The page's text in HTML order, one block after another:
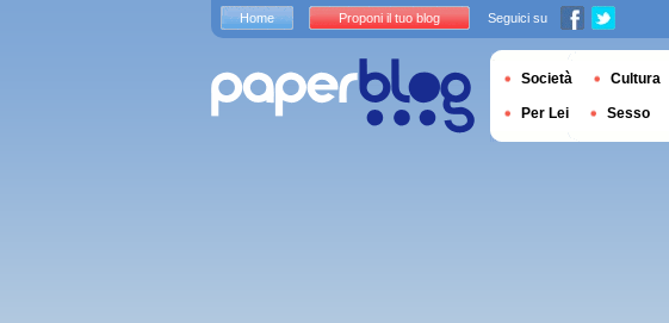
Home Proponi il tuo blog Seguici su
Società Cultura
Per Lei Sesso